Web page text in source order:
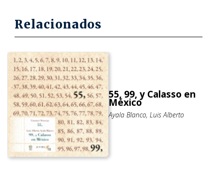
Relacionados
55, 99, y Calasso en
México
Ayala Blanco, Luis Alberto